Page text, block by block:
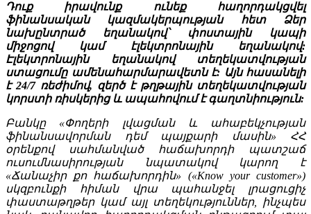
Դուք իրավունք ունեք հաղորդակցվել
ֆինանսական կազմակերպության հետ Ձեր
նախընտրած եղանակով՝ փոստային կապի
միջոցով կամ էլեկտրոնային եղանակով:
Էլեկտրոնային եղանակով տեղեկատվության
ստացումը ամենահարմարավետն է: Այն հասանելի
է 24/7 ռեժիմով, զերծ է թղթային տեղեկատվության
կորստի ռիսկերից և ապահովում է գաղտնիություն:
Բանկը «Փողերի լվացման և ահաբեկչության
ֆինանսավորման դեմ պայքարի մասին» ՀՀ
օրենքով սահմանված հաճախորդի պատշաճ
ուսումնասիրության նպատակով կարող է
«Ճանաչիր քո հաճախորդին» («Know your customer»)
սկզբունքի հիման վրա պահանջել լրացուցիչ
փաստաթղթեր կամ այլ տեղեկություններ, ինչպես